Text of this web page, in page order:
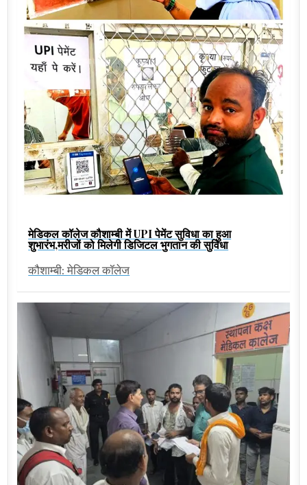
मेडिकल कॉलेज कौशाम्बी में UPI पेमेंट सुविधा का हुआ
शुभारंभ,मरीजों को मिलेगी डिजिटल भुगतान की सुविधा
कौशाम्बी: मेडिकल कॉलेज